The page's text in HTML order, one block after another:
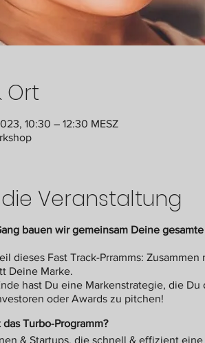
Ort
10:30 – 12:30 MESZ
Veranstaltung
bauen wir gemeinsam Deine
dieses Fast Track-Prramms:
Deine Marke.
hast Du eine Markenstrategie, die
oder Awards zu pitchen!
Turbo-Programm?
& Startups, die schnell & effizient